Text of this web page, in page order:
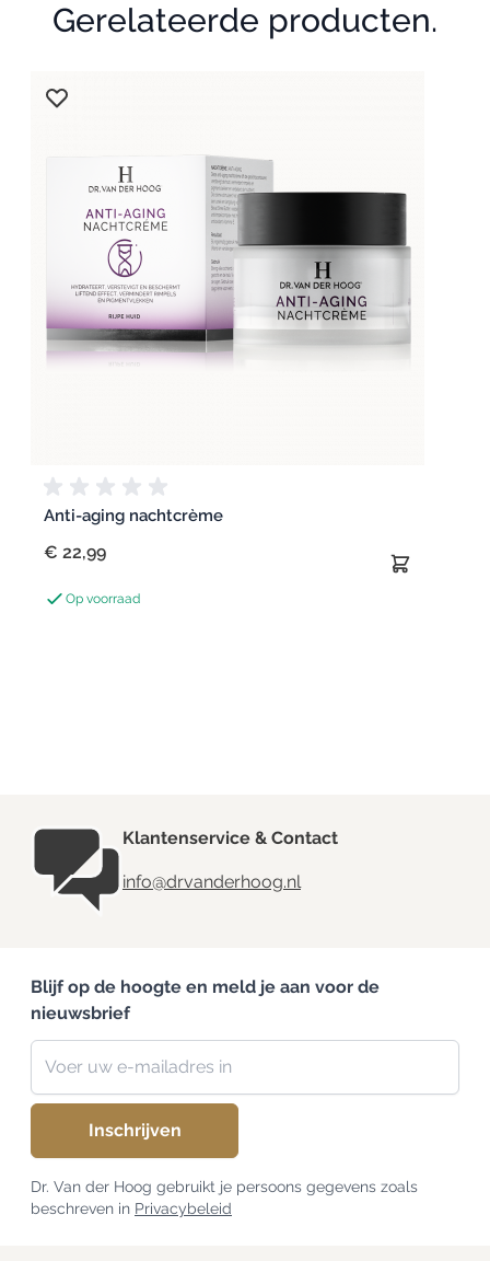
Gerelateerde producten.
Anti-aging nachtcrème
€ 22,99
Op voorraad
Klantenservice & Contact
info@drvanderhoog.nl
Blijf op de hoogte en meld je aan voor de
nieuwsbrief
Nieuwsbrief
E-mailadres
Inschrijven
Dr. Van der Hoog gebruikt je persoons gegevens zoals
beschreven in Privacybeleid